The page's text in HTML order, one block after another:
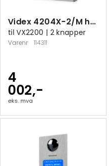
Videx 4204X-2/M høyttalermodul
til VX2200 | 2 knapper
Varenr 114311
4
002,-
eks. mva